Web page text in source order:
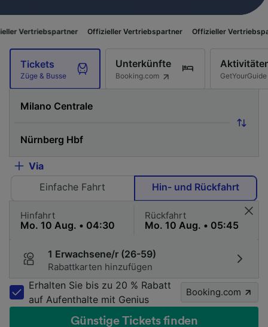
Offizieller Vertriebspartner Offizieller Vertriebspartner
Tickets
Züge & Busse
Unterkünfte
Booking.com GetYourGuide
Via
Einfache Fahrt
Hin- und Rückfahrt
Hinfahrt Rückfahrt
1 Erwachsene/r (26-59)
Rabattkarten hinzufügen
Erhalten Sie bis zu 20 % Rabatt
auf Aufenthalte mit Genius
Booking.com
Günstige Tickets finden